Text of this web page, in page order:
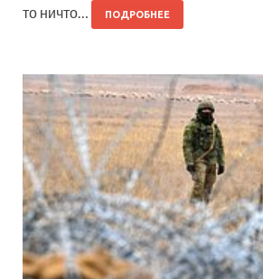
то ничто…
ПОДРОБНЕЕ